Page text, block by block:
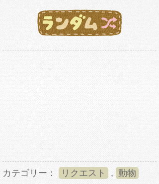
カテゴリー： リクエスト , 動物